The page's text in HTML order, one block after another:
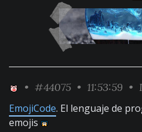
• #44075 • 11:53:59 •
EmojiCode. El lenguaje de
emojis